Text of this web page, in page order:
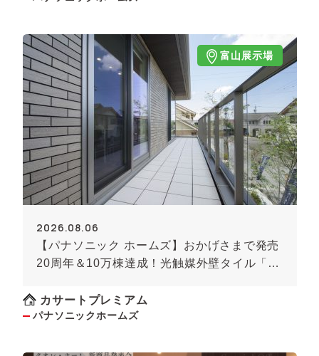
富山展示場
2026.08.06
【パナソニック ホームズ】おかげさまで発売
20周年＆10万棟達成！光触媒外壁タイル「キ
カサートプレミアム
パナソニックホームズ